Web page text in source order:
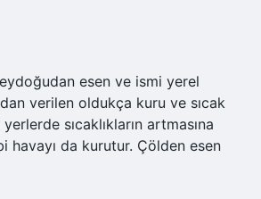
esen ve ismi yerel
verilen oldukça kuru ve sıcak
sıcaklıkların artmasına
havayı da kurutur. Çölden esen